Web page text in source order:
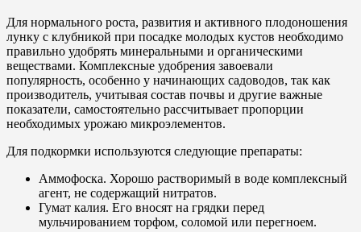
Для нормального роста, развития и активного плодоношения
лунку с клубникой при посадке молодых кустов необходимо
правильно удобрять минеральными и органическими
веществами. Комплексные удобрения завоевали
популярность, особенно у начинающих садоводов, так как
производитель, учитывая состав почвы и другие важные
показатели, самостоятельно рассчитывает пропорции
необходимых урожаю микроэлементов.
Для подкормки используются следующие препараты:
Аммофоска. Хорошо растворимый в воде комплексный
агент, не содержащий нитратов.
Гумат калия. Его вносят на грядки перед
мульчированием торфом, соломой или перегноем.